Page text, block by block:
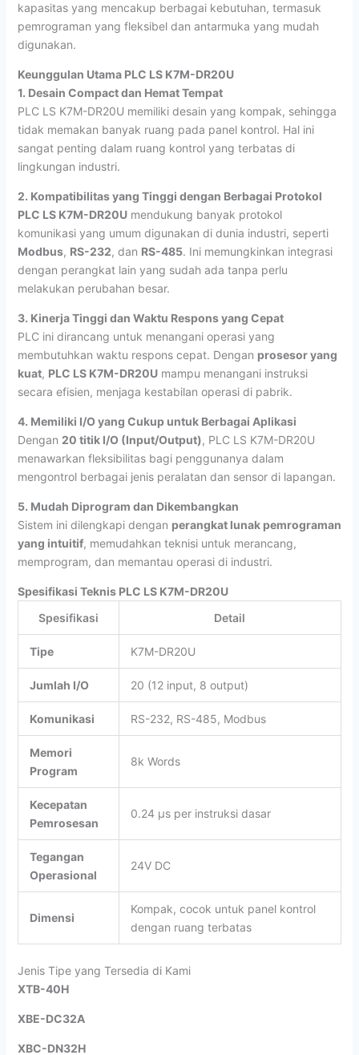
kapasitas yang mencakup berbagai kebutuhan, termasuk
pemrograman yang fleksibel dan antarmuka yang mudah
digunakan.
Keunggulan Utama PLC LS K7M-DR20U
1. Desain Compact dan Hemat Tempat
PLC LS K7M-DR20U memiliki desain yang kompak, sehingga
tidak memakan banyak ruang pada panel kontrol. Hal ini
sangat penting dalam ruang kontrol yang terbatas di
lingkungan industri.
2. Kompatibilitas yang Tinggi dengan Berbagai Protokol
PLC LS K7M-DR20Umendukung banyak protokol
komunikasi yang umum digunakan di dunia industri, seperti
Modbus, RS-232, dan RS-485. Ini memungkinkan integrasi
dengan perangkat lain yang sudah ada tanpa perlu
melakukan perubahan besar.
3. Kinerja Tinggi dan Waktu Respons yang Cepat
PLC ini dirancang untuk menangani operasi yang
membutuhkan waktu respons cepat. Dengan prosesor yang
kuat, PLC LS K7M-DR20Umampu menangani instruksi
secara efisien, menjaga kestabilan operasi di pabrik.
4. Memiliki I/O yang Cukup untuk Berbagai Aplikasi
Dengan 20 titik I/O (Input/Output), PLC LS K7M-DR20U
menawarkan fleksibilitas bagi penggunanya dalam
mengontrol berbagai jenis peralatan dan sensor di lapangan.
5. Mudah Diprogram dan Dikembangkan
Sistem ini dilengkapi dengan perangkat lunak pemrograman
yang intuitif, memudahkan teknisi untuk merancang,
memprogram, dan memantau operasi di industri.
Spesifikasi Teknis PLC LS K7M-DR20U
Spesifikasi
Detail
Tipe K7M-DR20U
Jumlah I/O 20 (12 input, 8 output)
Komunikasi RS-232, RS-485, Modbus
Memori
Program
8k Words
Kecepatan
Pemrosesan
0.24 µs per instruksi dasar
Tegangan
Operasional
24V DC
Dimensi
Kompak, cocok untuk panel kontrol
dengan ruang terbatas
Jenis Tipe yang Tersedia di Kami
XTB-40H
XBE-DC32A
XBC-DN32H